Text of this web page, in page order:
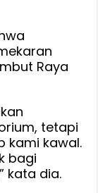
Raya
tetapi
kami kawal.
bagi
kata dia.